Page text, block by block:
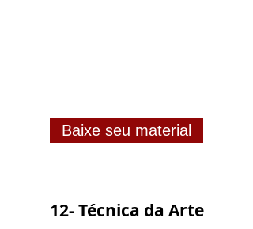
Baixe seu material
12- Técnica da Arte